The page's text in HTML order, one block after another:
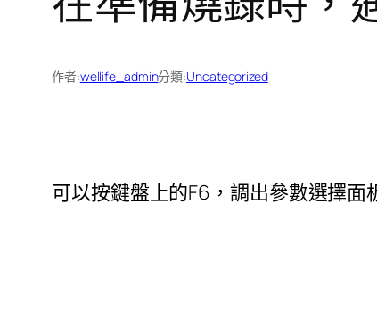
作者:wellife_admin分類:Uncategorized
可以按鍵盤上的F6，調出參數選擇面